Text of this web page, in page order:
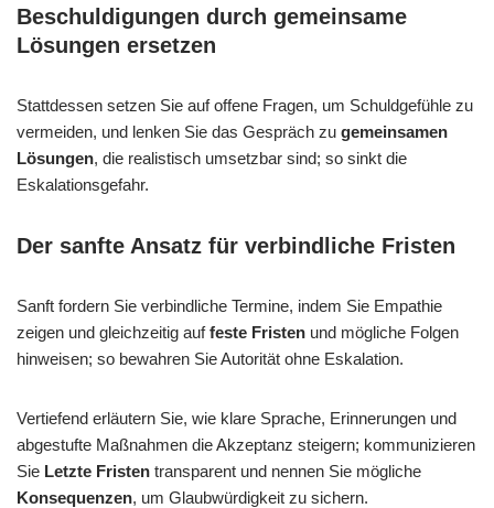
Beschuldigungen durch gemeinsame
Lösungen ersetzen
Stattdessen setzen Sie auf offene Fragen, um Schuldgefühle zu
vermeiden, und lenken Sie das Gespräch zu gemeinsamen
Lösungen, die realistisch umsetzbar sind; so sinkt die
Eskalationsgefahr.
Der sanfte Ansatz für verbindliche Fristen
Sanft fordern Sie verbindliche Termine, indem Sie Empathie
zeigen und gleichzeitig auffeste Fristen und mögliche Folgen
hinweisen; so bewahren Sie Autorität ohne Eskalation.
Vertiefend erläutern Sie, wie klare Sprache, Erinnerungen und
abgestufte Maßnahmen die Akzeptanz steigern; kommunizieren
Sie Letzte Fristen transparent und nennen Sie mögliche
Konsequenzen, um Glaubwürdigkeit zu sichern.